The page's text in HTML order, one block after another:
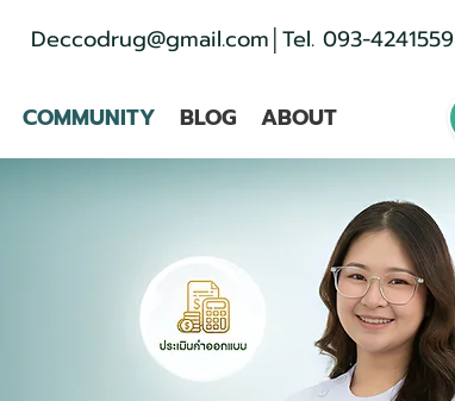
Deccodrug@gmail.com │Tel. 093-4241559
COMMUNITY BLOG ABOUT